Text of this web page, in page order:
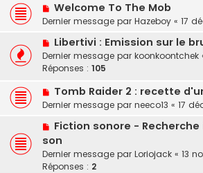
Welcome To The Mob
Dernier message par Hazeboy « 17
Libertivi : Emission sur le
Dernier message par koonkoontchek
Réponses : 105
Tomb Raider 2 : recette
Dernier message par neeco13 « 17
Fiction sonore -
son
Dernier message par Loriojack « 13
Réponses : 2